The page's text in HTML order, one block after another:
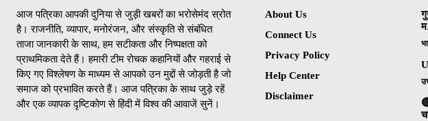
आज पत्रिका आपकी दुनिया से जुड़ी खबरों का भरोसेमंद स्रोत
है। राजनीति, व्यापार, मनोरंजन, और संस्कृति से संबंधित
ताजा जानकारी के साथ, हम सटीकता और निष्पक्षता को
प्राथमिकता देते हैं। हमारी टीम रोचक कहानियों और गहराई से
किए गए विश्लेषण के माध्यम से आपको उन मुद्दों से जोड़ती है जो
समाज को प्रभावित करते हैं। आज पत्रिका के साथ जुड़े रहें
और एक व्यापक दृष्टिकोण से हिंदी में विश्व की आवाजें सुनें।
About Us
Connect Us
Privacy Policy
Help Center
Disclaimer